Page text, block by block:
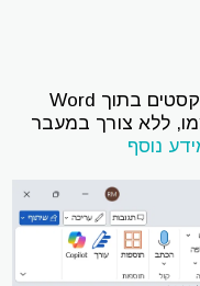
Copilot, תוסף הבינה המלאכותית של מיקרוסופט, מאפשר למשתמשים לערוך טקסטים בתוך Word
ללא צורך במעבר
נוסף